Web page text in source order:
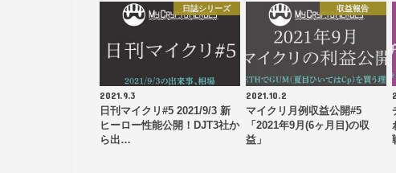
日誌シリーズ
2021.9.3
日刊マイクリ#5 2021/9/3 新
ヒーロー性能公開！DJT3社か
ら出…
収益報告
2021.10.2
マイクリ月例収益公開#5
「2021年9月(6ヶ月目)の収
益」